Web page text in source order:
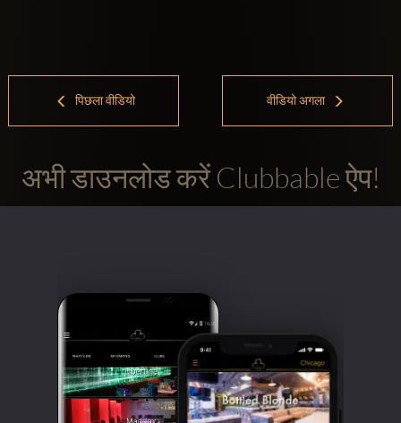
पिछला वीडियो वीडियो अगला
अभी डाउनलोड करें Clubbable ऐप!